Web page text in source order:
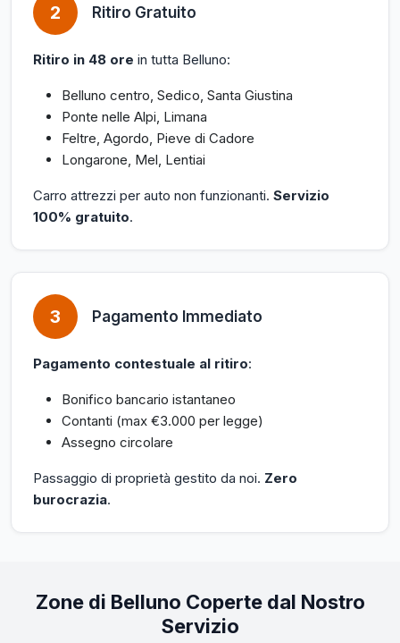
2 Ritiro Gratuito
Ritiro in 48 ore in tutta Belluno:
Belluno centro, Sedico, Santa Giustina
Ponte nelle Alpi, Limana
Feltre, Agordo, Pieve di Cadore
Longarone, Mel, Lentiai
Carro attrezzi per auto non funzionanti. Servizio
100% gratuito.
3 Pagamento Immediato
Pagamento contestuale al ritiro:
Bonifico bancario istantaneo
Contanti (max €3.000 per legge)
Assegno circolare
Passaggio di proprietà gestito da noi. Zero
burocrazia.
Zone di Belluno Coperte dal Nostro
Servizio